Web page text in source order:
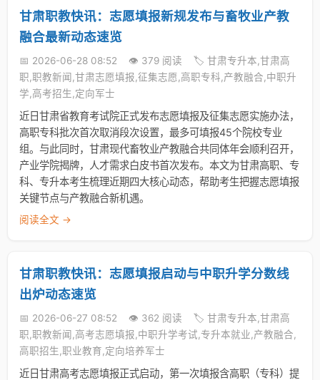
甘肃职教快讯：志愿填报新规发布与畜牧业产教
融合最新动态速览
📅 2026-06-28 08:52 👁️ 379 阅读
🏷️ 甘肃专升本,甘肃高
职,职教新闻,甘肃志愿填报,征集志愿,高职专科,产教融合,中职升
学,高考招生,定向军士
近日甘肃省教育考试院正式发布志愿填报及征集志愿实施办法，
高职专科批次首次取消段次设置，最多可填报45个院校专业
组。与此同时，甘肃现代畜牧业产教融合共同体年会顺利召开，
产业学院揭牌，人才需求白皮书首次发布。本文为甘肃高职、专
科、专升本考生梳理近期四大核心动态，帮助考生把握志愿填报
关键节点与产教融合新机遇。
阅读全文 →
甘肃职教快讯：志愿填报启动与中职升学分数线
出炉动态速览
📅 2026-06-27 08:52 👁️ 362 阅读
🏷️ 甘肃专升本,甘肃高
职,职教新闻,高考志愿填报,中职升学考试,专升本就业,产教融合,
高职招生,职业教育,定向培养军士
近日甘肃高考志愿填报正式启动，第一次填报含高职（专科）提